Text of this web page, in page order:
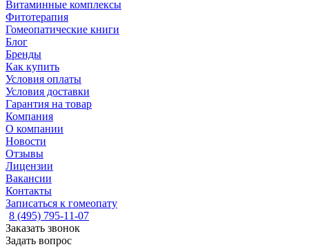
Витаминные комплексы
Фитотерапия
Гомеопатические книги
Блог
Бренды
Как купить
Условия оплаты
Условия доставки
Гарантия на товар
Компания
О компании
Новости
Отзывы
Лицензии
Вакансии
Контакты
Записаться к гомеопату
8 (495) 795-11-07
Заказать звонок
Задать вопрос